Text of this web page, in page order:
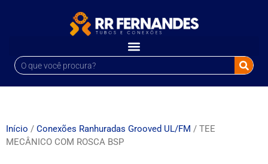
Início / Conexões Ranhuradas Grooved UL/FM / TEE
MECÂNICO COM ROSCA BSP